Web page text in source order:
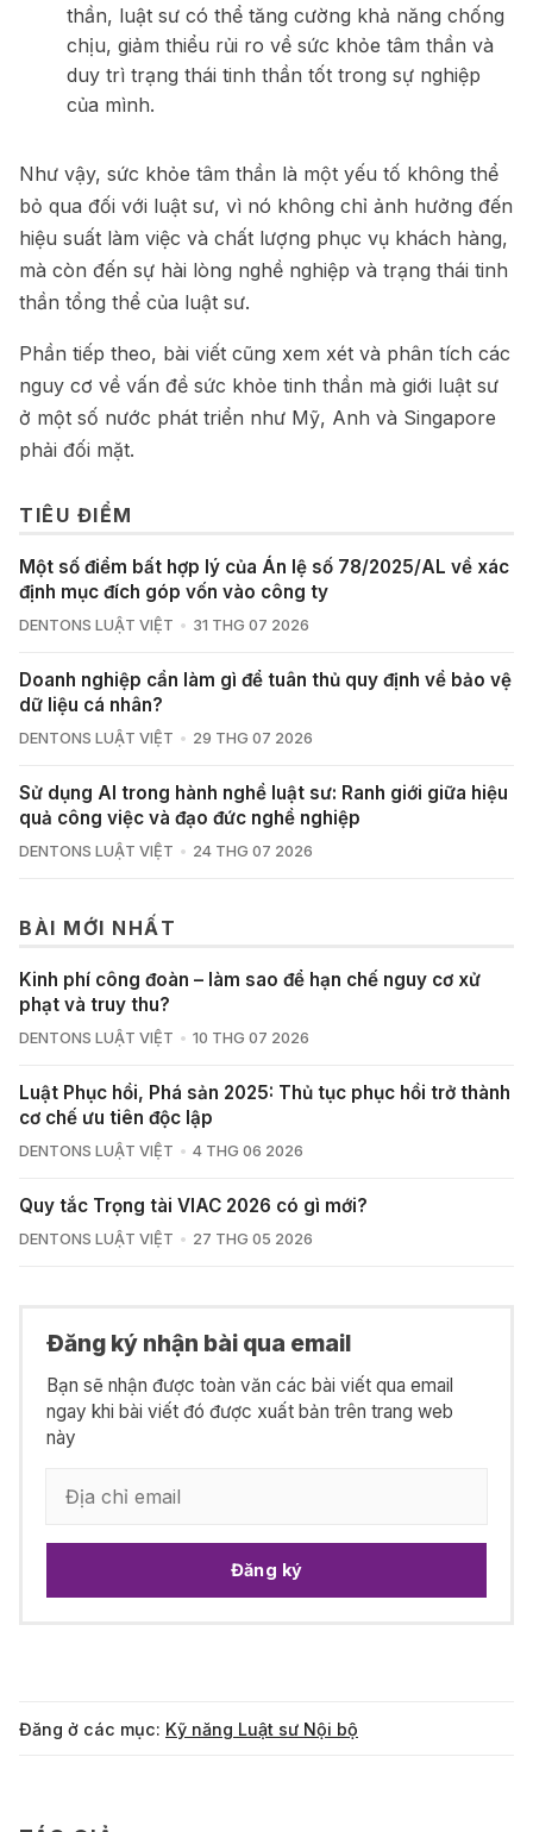
thần, luật sư có thể tăng cường khả năng chống
chịu, giảm thiểu rủi ro về sức khỏe tâm thần và
duy trì trạng thái tinh thần tốt trong sự nghiệp
của mình.
Như vậy, sức khỏe tâm thần là một yếu tố không thể
bỏ qua đối với luật sư, vì nó không chỉ ảnh hưởng đến
hiệu suất làm việc và chất lượng phục vụ khách hàng,
mà còn đến sự hài lòng nghề nghiệp và trạng thái tinh
thần tổng thể của luật sư.
Phần tiếp theo, bài viết cũng xem xét và phân tích các
nguy cơ về vấn đề sức khỏe tinh thần mà giới luật sư
ở một số nước phát triển như Mỹ, Anh và Singapore
phải đối mặt.
TIÊU ĐIỂM
Một số điểm bất hợp lý của Án lệ số 78/2025/AL về xác
định mục đích góp vốn vào công ty
DENTONS LUẬT VIỆT 31 THG 07 2026
Doanh nghiệp cần làm gì để tuân thủ quy định về bảo vệ
dữ liệu cá nhân?
DENTONS LUẬT VIỆT 29 THG 07 2026
Sử dụng AI trong hành nghề luật sư: Ranh giới giữa hiệu
quả công việc và đạo đức nghề nghiệp
DENTONS LUẬT VIỆT 24 THG 07 2026
BÀI MỚI NHẤT
Kinh phí công đoàn – làm sao để hạn chế nguy cơ xử
phạt và truy thu?
DENTONS LUẬT VIỆT 10 THG 07 2026
Luật Phục hồi, Phá sản 2025: Thủ tục phục hồi trở thành
cơ chế ưu tiên độc lập
DENTONS LUẬT VIỆT 4 THG 06 2026
Quy tắc Trọng tài VIAC 2026 có gì mới?
DENTONS LUẬT VIỆT 27 THG 05 2026
Đăng ký nhận bài qua email
Bạn sẽ nhận được toàn văn các bài viết qua email
ngay khi bài viết đó được xuất bản trên trang web
này
Đăng ký
Đăng ở các mục: Kỹ năng Luật sư Nội bộ